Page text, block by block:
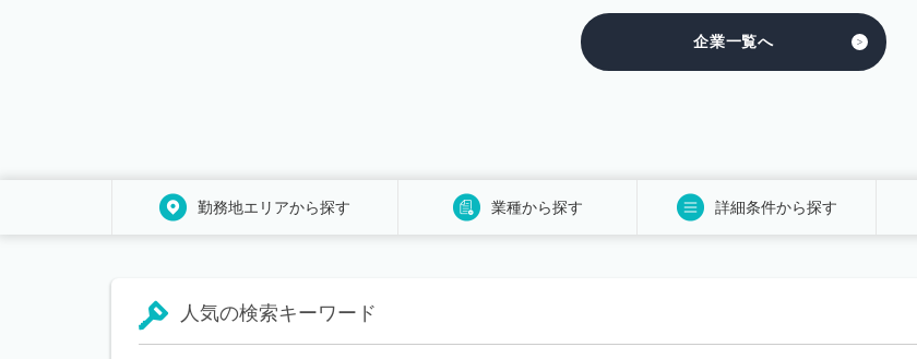
企業一覧へ
勤務地エリアから探す 業種から探す 詳細条件から探す
人気の検索キーワード